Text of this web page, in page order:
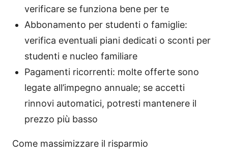
verificare se funziona bene per te
Abbonamento per studenti o famiglie:
verifica eventuali piani dedicati o sconti per
studenti e nucleo familiare
Pagamenti ricorrenti: molte offerte sono
legate all’impegno annuale; se accetti
rinnovi automatici, potresti mantenere il
prezzo più basso
Come massimizzare il risparmio